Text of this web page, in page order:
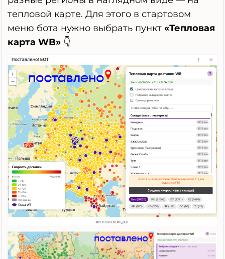
тепловой карте. Для этого в стартовом
меню бота нужно выбрать пункт «Тепловая
карта WB» 👇